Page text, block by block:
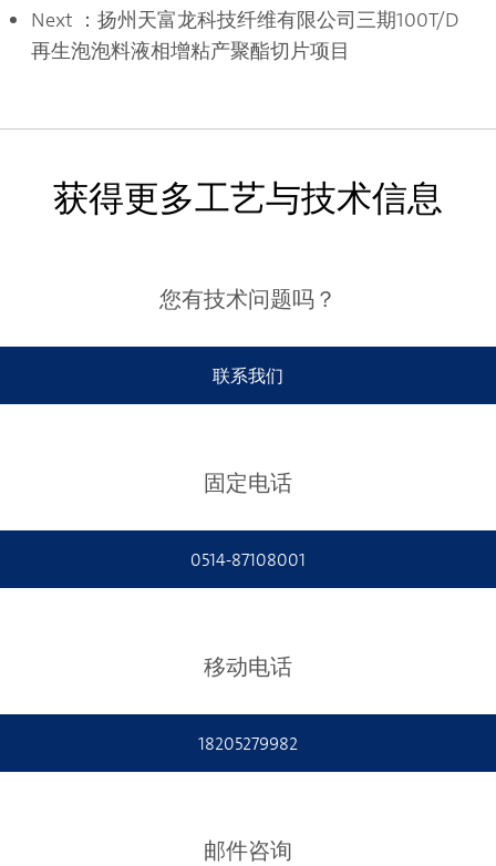
Next ：扬州天富龙科技纤维有限公司三期100T/D
再生泡泡料液相增粘产聚酯切片项目
获得更多工艺与技术信息
您有技术问题吗？
联系我们
固定电话
0514-87108001
移动电话
18205279982
邮件咨询